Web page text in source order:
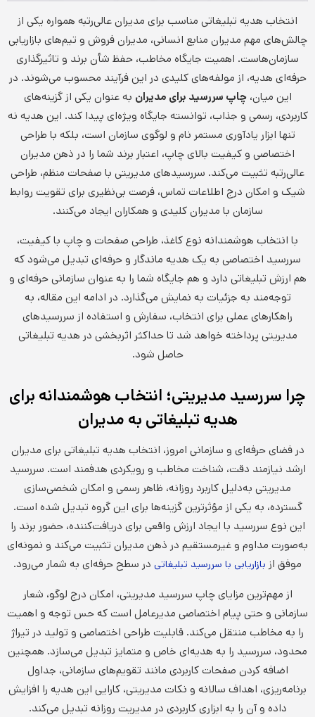
انتخاب هدیه تبلیغاتی مناسب برای مدیران عالی‌رتبه همواره یکی از
چالش‌های مهم مدیران منابع انسانی، مدیران فروش و تیم‌های بازاریابی
سازمان‌هاست. اهمیت جایگاه مخاطب، حفظ شأن برند و تاثیرگذاری
حرفه‌ای هدیه، از مولفه‌های کلیدی در این فرآیند محسوب می‌شوند. در
این میان،چاپ سررسید برای مدیران به عنوان یکی از گزینه‌های
کاربردی، رسمی و جذاب، توانسته جایگاه ویژه‌ای پیدا کند. این هدیه نه
تنها ابزار یادآوری مستمر نام و لوگوی سازمان است، بلکه با طراحی
اختصاصی و کیفیت بالای چاپ، اعتبار برند شما را در ذهن مدیران
عالی‌رتبه تثبیت می‌کند. سررسیدهای مدیریتی با صفحات منظم، طراحی
شیک و امکان درج اطلاعات تماس، فرصت بی‌نظیری برای تقویت روابط
سازمان با مدیران کلیدی و همکاران ایجاد می‌کنند.
با انتخاب هوشمندانه نوع کاغذ، طراحی صفحات و چاپ با کیفیت،
سررسید اختصاصی به یک هدیه ماندگار و حرفه‌ای تبدیل می‌شود که
هم ارزش تبلیغاتی دارد و هم جایگاه شما را به عنوان سازمانی حرفه‌ای و
توجه‌مند به جزئیات به نمایش می‌گذارد. در ادامه این مقاله، به
راهکارهای عملی برای انتخاب، سفارش و استفاده از سررسیدهای
مدیریتی پرداخته خواهد شد تا حداکثر اثربخشی در هدیه تبلیغاتی
حاصل شود.
چرا سررسید مدیریتی؛ انتخاب هوشمندانه برای
هدیه تبلیغاتی به مدیران
در فضای حرفه‌ای و سازمانی امروز، انتخاب هدیه تبلیغاتی برای مدیران
ارشد نیازمند دقت، شناخت مخاطب و رویکردی هدفمند است. سررسید
مدیریتی به‌دلیل کاربرد روزانه، ظاهر رسمی و امکان شخصی‌سازی
گسترده، به یکی از مؤثرترین گزینه‌ها برای این گروه تبدیل شده است.
این نوع سررسید با ایجاد ارزش واقعی برای دریافت‌کننده، حضور برند را
به‌صورت مداوم و غیرمستقیم در ذهن مدیران تثبیت می‌کند و نمونه‌ای
موفق از بازاریابی با سررسید تبلیغاتی در سطح حرفه‌ای به شمار می‌رود.
از مهم‌ترین مزایای چاپ سررسید مدیریتی، امکان درج لوگو، شعار
سازمانی و حتی پیام اختصاصی مدیرعامل است که حس توجه و اهمیت
را به مخاطب منتقل می‌کند. قابلیت طراحی اختصاصی و تولید در تیراژ
محدود، سررسید را به هدیه‌ای خاص و متمایز تبدیل می‌سازد. همچنین
اضافه کردن صفحات کاربردی مانند تقویم‌های سازمانی، جداول
برنامه‌ریزی، اهداف سالانه و نکات مدیریتی، کارایی این هدیه را افزایش
داده و آن را به ابزاری کاربردی در مدیریت روزانه تبدیل می‌کند.